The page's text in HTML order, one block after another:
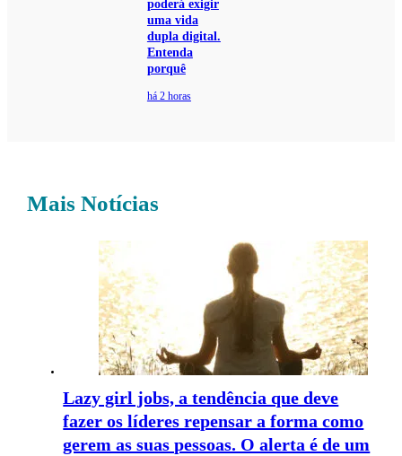
poderá exigir
uma vida
dupla digital.
Entenda
porquê
há 2 horas
Mais Notícias
Lazy girl jobs, a tendência que deve
fazer os líderes repensar a forma como
gerem as suas pessoas. O alerta é de um